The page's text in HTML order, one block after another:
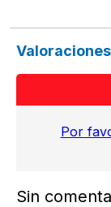
Por
Sin